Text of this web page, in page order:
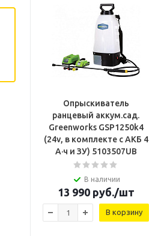
Опрыскиватель
ранцевый аккум.сад.
Greenworks GSP1250k4
(24v, в комплекте с АКБ 4
А·ч и ЗУ) 5103507UB
В наличии
13 990руб./шт
В корзину